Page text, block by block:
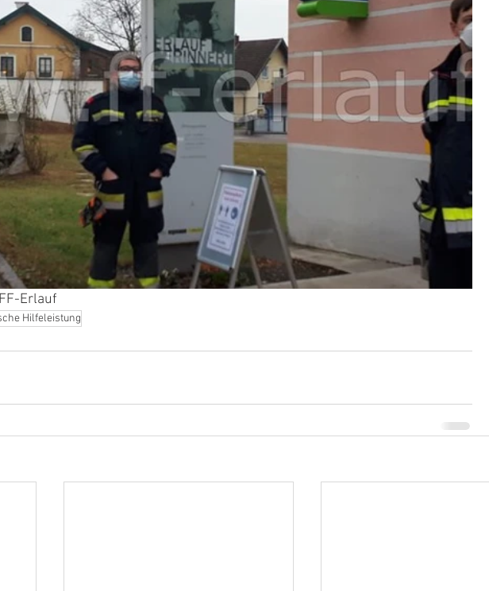
Erlauf
Hilfeleistung